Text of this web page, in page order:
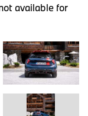
available for